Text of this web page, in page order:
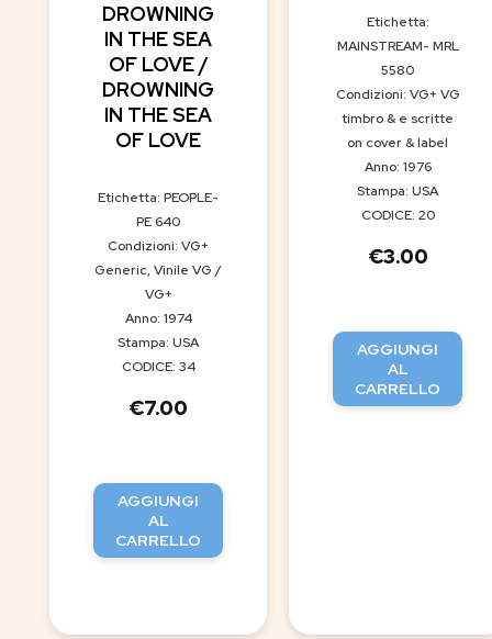
DROWNING
IN THE SEA
OF LOVE /
DROWNING
IN THE SEA
OF LOVE
Etichetta: PEOPLE-
PE 640
Condizioni: VG+
Generic, Vinile VG /
VG+
Anno: 1974
Stampa: USA
CODICE: 34
€7.00
AGGIUNGI
AL
CARRELLO
Etichetta:
MAINSTREAM- MRL
5580
Condizioni: VG+ VG
timbro & e scritte
on cover & label
Anno: 1976
Stampa: USA
CODICE: 20
€3.00
AGGIUNGI
AL
CARRELLO